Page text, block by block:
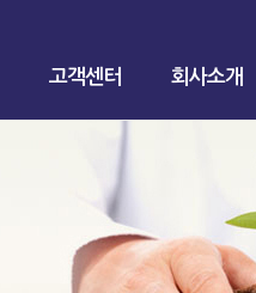
고객센터 회사소개